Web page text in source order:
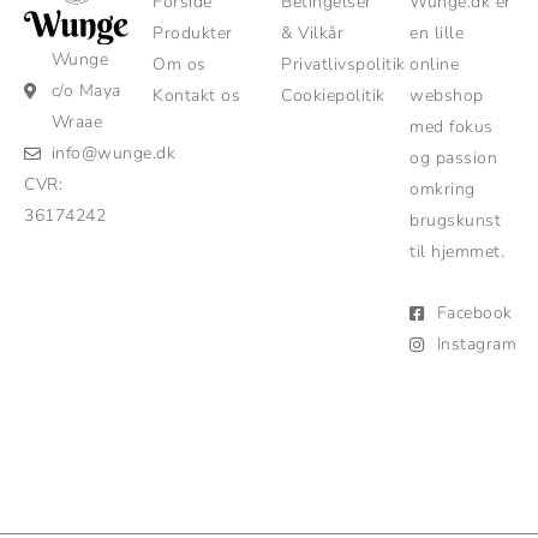
Wunge
c/o Maya
Wraae
info@wunge.dk
CVR:
36174242
Produkter
Om os
Kontakt os
& Vilkår
Privatlivspolitik
Cookiepolitik
en lille
online
webshop
med fokus
og passion
omkring
brugskunst
til hjemmet.
Facebook
Instagram